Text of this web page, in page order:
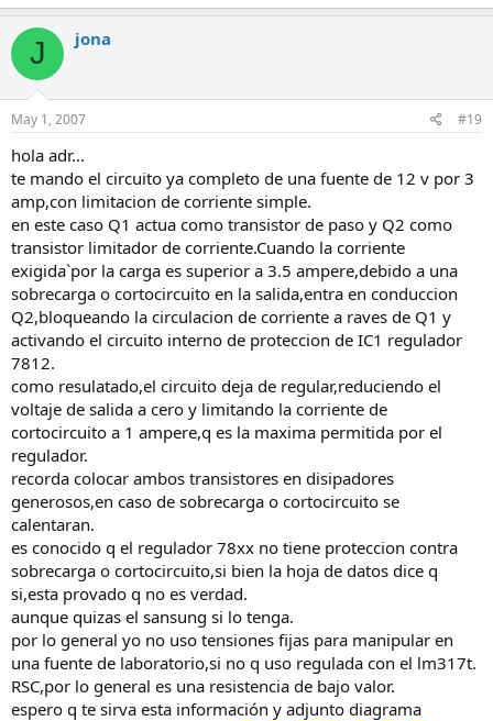
J jona
May 1, 2007 #19
hola adr...
te mando el circuito ya completo de una fuente de 12 v por 3
amp,con limitacion de corriente simple.
en este caso Q1 actua como transistor de paso y Q2 como
transistor limitador de corriente.Cuando la corriente
exigida`por la carga es superior a 3.5 ampere,debido a una
sobrecarga o cortocircuito en la salida,entra en conduccion
Q2,bloqueando la circulacion de corriente a raves de Q1 y
activando el circuito interno de proteccion de IC1 regulador
7812.
como resulatado,el circuito deja de regular,reduciendo el
voltaje de salida a cero y limitando la corriente de
cortocircuito a 1 ampere,q es la maxima permitida por el
regulador.
recorda colocar ambos transistores en disipadores
generosos,en caso de sobrecarga o cortocircuito se
calentaran.
es conocido q el regulador 78xx no tiene proteccion contra
sobrecarga o cortocircuito,si bien la hoja de datos dice q
si,esta provado q no es verdad.
aunque quizas el sansung si lo tenga.
por lo general yo no uso tensiones fijas para manipular en
una fuente de laboratorio,si no q uso regulada con el lm317t.
RSC,por lo general es una resistencia de bajo valor.
espero q te sirva esta información y adjunto diagrama